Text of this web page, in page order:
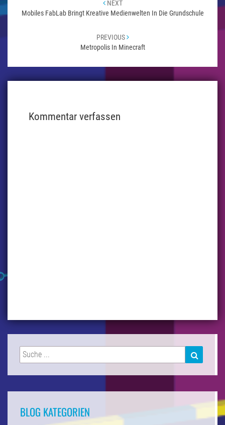
NEXT
Mobiles FabLab Bringt Kreative Medienwelten In Die Grundschule
PREVIOUS
Metropolis In Minecraft
Kommentar verfassen
Suchen
nach:
BLOG KATEGORIEN